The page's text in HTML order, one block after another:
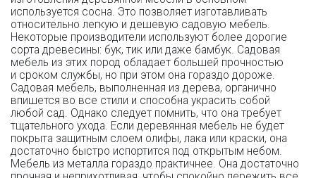
используется сосна. Это позволяет изготавливать
относительно легкую и дешевую садовую мебель.
Некоторые производители используют более дорогие
сорта древесины: бук, тик или даже бамбук. Садовая
мебель из этих пород обладает большей прочностью
и сроком службы, но при этом она гораздо дороже.
Садовая мебель, выполненная из дерева, органично
впишется во все стили и способна украсить собой
любой сад. Однако следует помнить, что она требует
тщательного ухода. Если деревянная мебель не будет
покрыта защитным слоем олифы, лака или краски, она
достаточно быстро испортится под открытым небом.
Мебель из металла гораздо практичнее. Она достаточно